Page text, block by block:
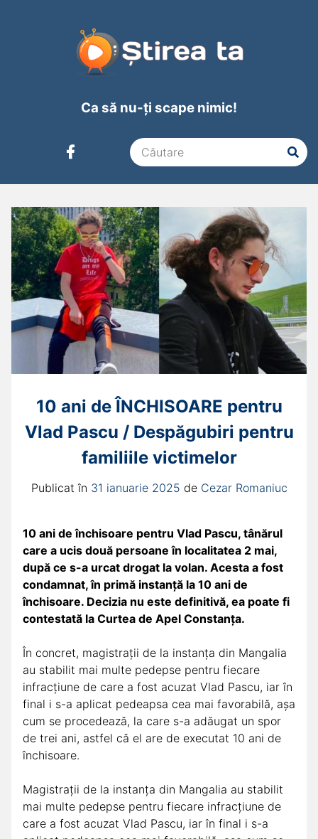
Ca să nu-ți scape nimic!
10 ani de ÎNCHISOARE pentru
Vlad Pascu / Despăgubiri pentru
familiile victimelor
Publicat în 31 ianuarie 2025 de Cezar Romaniuc
10 ani de închisoare pentru Vlad Pascu, tânărul
care a ucis două persoane în localitatea 2 mai,
după ce s-a urcat drogat la volan. Acesta a fost
condamnat, în primă instanță la 10 ani de
închisoare. Decizia nu este definitivă, ea poate fi
contestată la Curtea de Apel Constanța.
În concret, magistrații de la instanța din Mangalia
au stabilit mai multe pedepse pentru fiecare
infracțiune de care a fost acuzat Vlad Pascu, iar în
final i s-a aplicat pedeapsa cea mai favorabilă, așa
cum se procedează, la care s-a adăugat un spor
de trei ani, astfel că el are de executat 10 ani de
închisoare.
Magistrații de la instanța din Mangalia au stabilit
mai multe pedepse pentru fiecare infracțiune de
care a fost acuzat Vlad Pascu, iar în final i s-a